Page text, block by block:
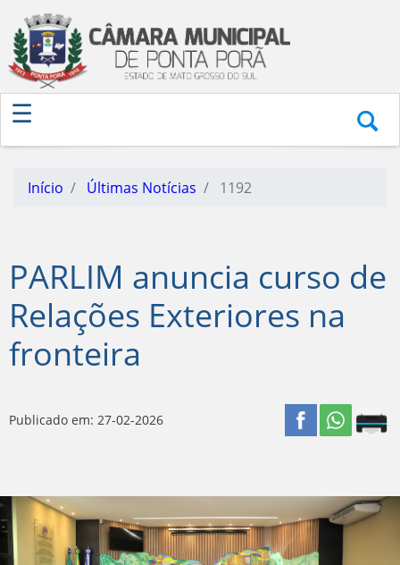
Início Últimas Notícias 1192
PARLIM anuncia curso de
Relações Exteriores na
fronteira
Publicado em: 27-02-2026